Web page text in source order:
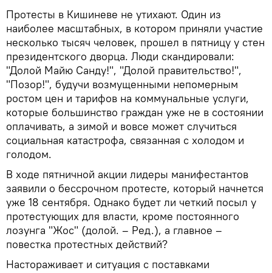
Протесты в Кишиневе не утихают. Один из
наиболее масштабных, в котором приняли участие
несколько тысяч человек, прошел в пятницу у стен
президентского дворца. Люди скандировали:
"Долой Майю Санду!", "Долой правительство!",
"Позор!", будучи возмущенными непомерным
ростом цен и тарифов на коммунальные услуги,
которые большинство граждан уже не в состоянии
оплачивать, а зимой и вовсе может случиться
социальная катастрофа, связанная с холодом и
голодом.
В ходе пятничной акции лидеры манифестантов
заявили о бессрочном протесте, который начнется
уже 18 сентября. Однако будет ли четкий посыл у
протестующих для власти, кроме постоянного
лозунга "Жос" (долой. – Ред.), а главное –
повестка протестных действий?
Настораживает и ситуация с поставками